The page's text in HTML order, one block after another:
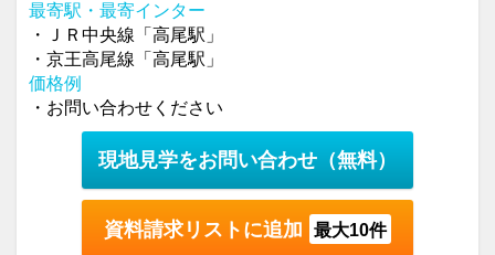
最寄駅・最寄インター
・ＪＲ中央線「高尾駅」
・京王高尾線「高尾駅」
価格例
・お問い合わせください
現地見学をお問い合わせ （無料）
資料請求リストに追加 最大10件